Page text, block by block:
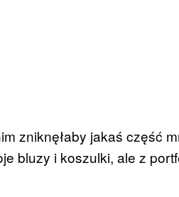
zniknęłaby jakaś część
bluzy i koszulki, ale z